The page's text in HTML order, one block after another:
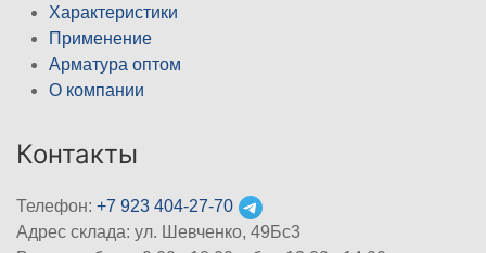
Характеристики
Применение
Арматура оптом
О компании
Контакты
Телефон: +7 923 404-27-70
Адрес склада: ул. Шевченко, 49Бс3